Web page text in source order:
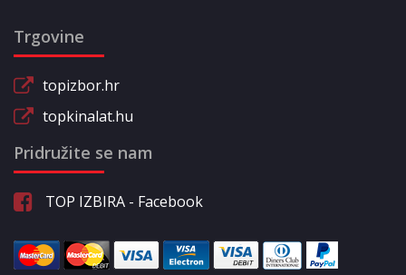
Trgovine
topizbor.hr
topkinalat.hu
Pridružite se nam
TOP IZBIRA - Facebook